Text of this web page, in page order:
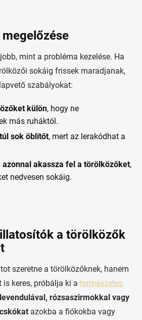
mint a probléma kezelése. Ha
sokáig frissek maradjanak,
szabályokat:
külön, hogy ne
más ruháktól.
sok öblítőt, mert az lerakódhat a
azonnal akassza fel a törölközőket,
nedvesen sokáig.
a törölközők
szeretne a törölközőknek, hanem
keres, próbálja ki a természetes
levendulával, rózsaszirmokkal vagy
azokba a fiókokba vagy